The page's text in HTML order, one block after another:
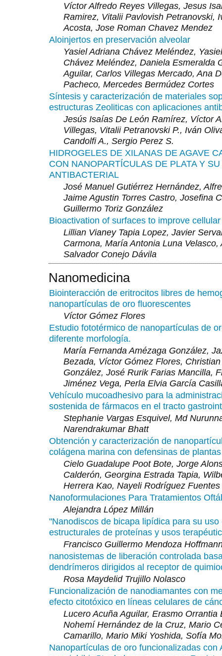
Víctor Alfredo Reyes Villegas, Jesus
Ramirez, Vitalii Pavlovish Petranovski,
Acosta, Jose Roman Chavez Mendez
Aloinjertos en preservación alveolar
Yasiel Adriana Chávez Meléndez,
Chávez Meléndez, Daniela Esmeralda
Aguilar, Carlos Villegas Mercado, Ana
Pacheco, Mercedes Bermúdez Cortes
Síntesis y caracterización de materiales
estructuras Zeoliticas con aplicaciones
Jesús Isaías De León Ramírez, Víctor
Villegas, Vitalii Petranovski P., Iván
Candolfi A., Sergio Perez S.
HIDROGELES DE XILANAS DE AGAVE
CON NANOPARTÍCULAS DE PLATA Y
ANTIBACTERIAL
José Manuel Gutiérrez Hernández,
Jaime Agustin Torres Castro, Josefina
Guillermo Toriz González
Bioactivation of surfaces to improve
Lillian Vianey Tapia Lopez, Javier
Carmona, María Antonia Luna Velasco,
Salvador Conejo Dávila
Nanomedicina
Biointeracción de eritrocitos libres de
nanopartículas de oro fluorescentes
Víctor Gómez Flores
Estudio fototérmico de nanopartículas de
diferente morfología.
María Fernanda Amézaga González,
Bezada, Víctor Gómez Flores,
González, José Rurik Farias Mancilla,
Jiménez Vega, Perla Elvia García
Vehículo mucoadhesivo para la
sostenida de fármacos en el tracto
Stephanie Vargas Esquivel, Md
Narendrakumar Bhatt
Obtención y caracterización de
colágena marina con defensinas de plantas
Cielo Guadalupe Poot Bote, Jorge
Calderón, Georgina Estrada Tapia,
Herrera Kao, Nayeli Rodríguez Fuentes
Nanoformulaciones Para Tratamientos
Alejandra López Millán
"Nanodiscos de bicapa lipídica para su uso
estructurales de proteínas y usos
Francisco Guillermo Mendoza
nanosistemas de liberación controlada
dendrímeros dirigidos al receptor de
Rosa Maydelid Trujillo Nolasco
Funcionalización de nanodiamantes con
efecto citotóxico en líneas celulares de
Lucero Acuña Aguilar, Erasmo Orrantia
Nohemí Hernández de la Cruz, Mario
Camarillo, Mario Miki Yoshida, Sofía
Nanopartículas de oro funcionalizadas con